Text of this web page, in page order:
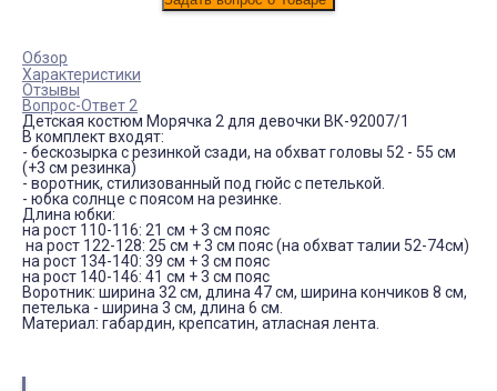
Обзор
Характеристики
Отзывы
Вопрос-Ответ 2
Детская костюм Морячка 2 для девочки ВК-92007/1
В комплект входят:
- бескозырка с резинкой сзади, на обхват головы 52 - 55 см
(+3 см резинка)
- воротник, стилизованный под гюйс с петелькой.
- юбка солнце с поясом на резинке.
Длина юбки:
на рост 110-116: 21 см + 3 см пояс
на рост 122-128: 25 см + 3 см пояс (на обхват талии 52-74см)
на рост 134-140: 39 см + 3 см пояс
на рост 140-146: 41 см + 3 см пояс
Воротник: ширина 32 см, длина 47 см, ширина кончиков 8 см,
петелька - ширина 3 см, длина 6 см.
Материал: габардин, крепсатин, атласная лента.